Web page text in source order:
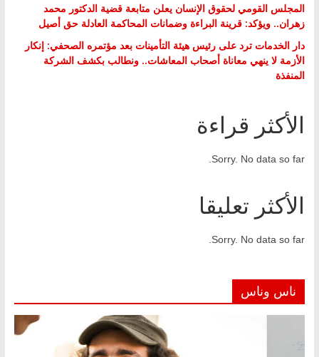
المجلس القومي لحقوق الإنسان يعلن متابعة قضية الدكتور محمد
زهران.. ويؤكد: قرينة البراءة وضمانات المحاكمة العادلة حق أصيل
دار الخدمات ترد على رئيس هيئة التأمينات بعد مؤتمره الصحفي: إنكار
الأزمة لا ينهي معاناة أصحاب المعاشات.. ونطالب بكشف الشركة
المنفذة
الأكثر قراءة
Sorry. No data so far.
الأكثر تعليقا
Sorry. No data so far.
ناس وناس